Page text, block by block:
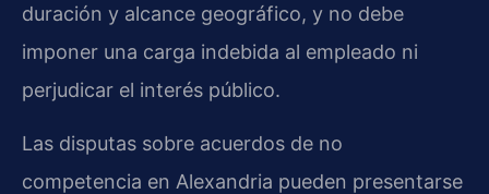
duración y alcance geográfico, y no debe
imponer una carga indebida al empleado ni
perjudicar el interés público.
Las disputas sobre acuerdos de no
competencia en Alexandria pueden presentarse